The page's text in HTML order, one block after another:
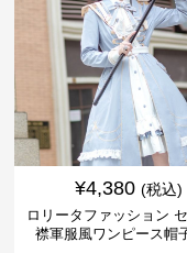
¥4,380 (税込)
ロリータファッション
襟軍服風ワンピース帽